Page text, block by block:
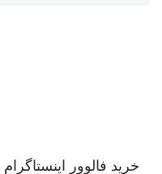
خرید فالوور اینستاگرام